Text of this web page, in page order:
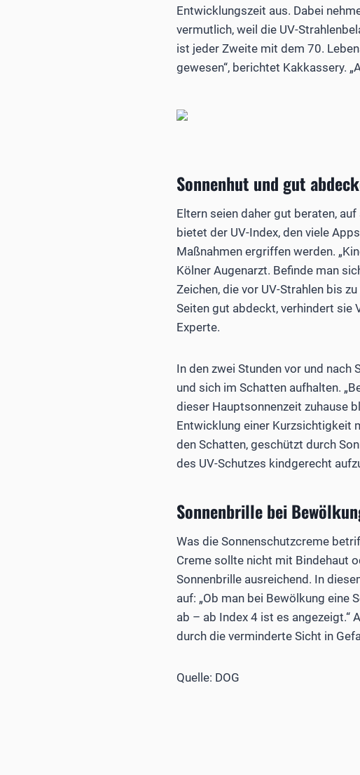
Entwicklungszeit aus. Dabei
vermutlich, weil die UV-
ist jeder Zweite mit dem 70.
gewesen“, berichtet Kakkassery.
Sonnenhut und gut
Eltern seien daher gut beraten,
bietet der UV-Index, den viele
Maßnahmen ergriffen werden.
Kölner Augenarzt. Befinde man
Zeichen, die vor UV-Strahlen bis
Seiten gut abdeckt, verhindert sie
Experte.
In den zwei Stunden vor und
und sich im Schatten aufhalten.
dieser Hauptsonnenzeit zuhause
Entwicklung einer Kurzsichtigkeit
den Schatten, geschützt durch
des UV-Schutzes kindgerecht
Sonnenbrille bei
Was die Sonnenschutzcreme
Creme sollte nicht mit Bindehaut
Sonnenbrille ausreichend. In
auf: „Ob man bei Bewölkung eine
ab – ab Index 4 ist es angezeigt.“
durch die verminderte Sicht in
Quelle: DOG